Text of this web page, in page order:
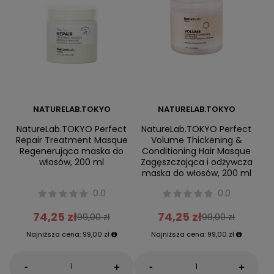
NATURELAB.TOKYO
NatureLab.TOKYO Perfect
Repair Treatment Masque
Regenerująca maska do
włosów, 200 ml
0.0
74,25 zł99,00 zł
Najniższa cena: 99,00 zł
- +
NATURELAB.TOKYO
NatureLab.TOKYO Perfect
Volume Thickening &
Conditioning Hair Masque
Zagęszczająca i odżywcza
maska do włosów, 200 ml
0.0
74,25 zł99,00 zł
Najniższa cena: 99,00 zł
- +